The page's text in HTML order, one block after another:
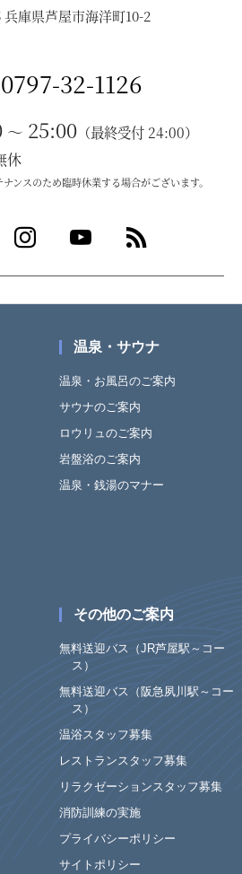
兵庫県芦屋市海洋町10-2
0797-32-1126
～ 25:00 （最終受付 24:00）
休
ンスのため臨時休業する場合がございます。
温泉・サウナ
温泉・お風呂のご案内
サウナのご案内
ロウリュのご案内
岩盤浴のご案内
温泉・銭湯のマナー
その他のご案内
無料送迎バス（JR芦屋駅～コー
ス）
無料送迎バス（阪急夙川駅～コー
ス）
温浴スタッフ募集
レストランスタッフ募集
リラクゼーションスタッフ募集
消防訓練の実施
プライバシーポリシー
サイトポリシー